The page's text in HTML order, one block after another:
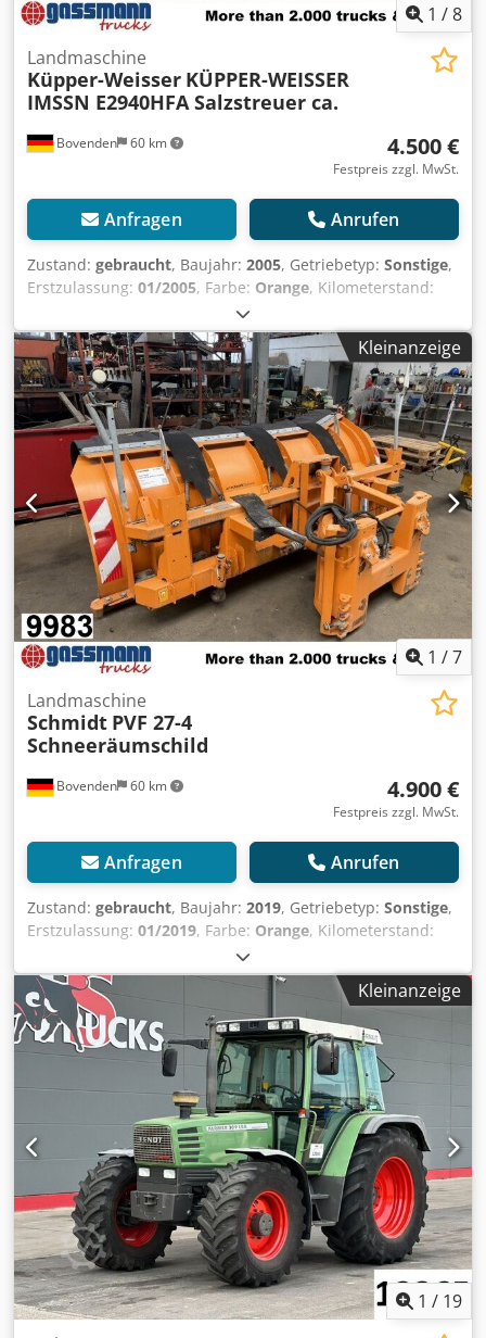
1 /8
Bovenden 60 km
Landmaschine
Küpper-Weisser KÜPPER-WEISSER
IMSSN E2940HFA Salzstreuer ca.
4.500 €
Festpreis zzgl. MwSt.
Anfragen Anrufen
Zustand: gebraucht, Baujahr: 2005, Getriebetyp: Sonstige,
Erstzulassung: 01/2005, Farbe: Orange, Kilometerstand:
1.605 kg
Fahrzeugstandort: Bovenden, Leergewicht ca. 1605kg!
Demontage von MAN LE 18.280 4x4 BB! ZUBEHÖRANGABEN
OHNE GEWÄHR, Änderungen, Zwischenverkauf und
Irrtümer vorbehalten! Dodpjt I Ugrsfx Ahzjck - .
Kleinanzeige
1 /7
Bovenden 60 km
Landmaschine
Schmidt PVF 27-4
Schneeräumschild
4.900 €
Festpreis zzgl. MwSt.
Anfragen Anrufen
Zustand: gebraucht, Baujahr: 2019, Getriebetyp: Sonstige,
Erstzulassung: 01/2019, Farbe: Orange, Kilometerstand:
980 kg
Fahrzeugstandort: Bovenden, Räumbreite ca. 2725mm bei
32Grad! ZUBEHÖRANGABEN OHNE GEWÄHR, Änderungen,
Zwischenverkauf und Irrtümer vorbehalten! - . Dsdpfezn N
S Asx Ahzsck
Kleinanzeige
1 / 19